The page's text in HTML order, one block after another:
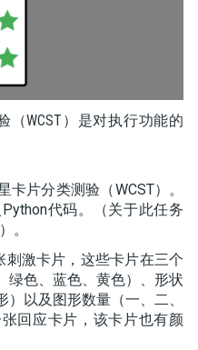
WCST）是对执行功能的
片分类测验（WCST）。
代码。（关于此任务
）。
刺激卡片，这些卡片在三个
绿色、蓝色、黄色）、形状
）以及图形数量（一、二、
回应卡片，该卡片也有颜